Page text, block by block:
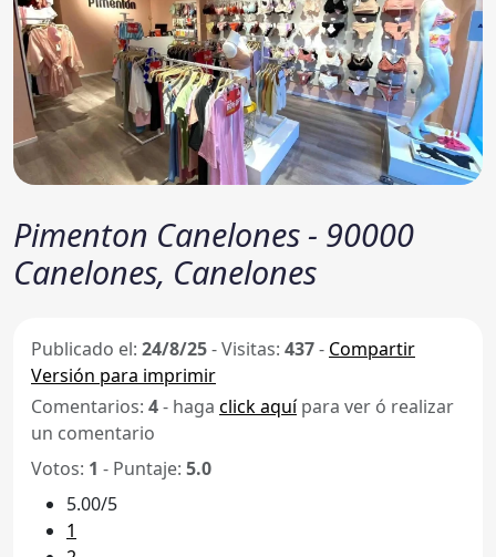
Pimenton Canelones - 90000
Canelones, Canelones
Publicado el: 24/8/25-Visitas: 437- Compartir
Versión para imprimir
Comentarios: 4- haga click aquípara ver ó realizar
un comentario
Votos: 1 - Puntaje: 5.0
5.00/5
1